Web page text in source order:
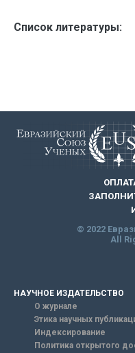
Список литературы:
© 2022
All
НАУЧНОЕ ИЗДАТЕЛЬСТВО
О журнале
Этика научных
Индексирование
Политика открытого